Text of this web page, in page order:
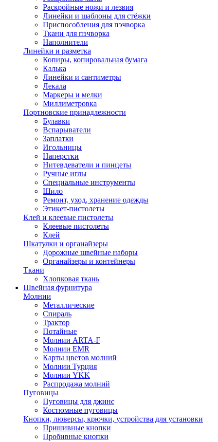
Раскройные ножи и лезвия
Линейки и шаблоны для стёжки
Приспособления для пэчворка
Ткани для пэчворка
Наполнители
Линейки и разметка
Копиры, копировальная бумага
Калька
Линейки и сантиметры
Лекала
Маркеры и мелки
Миллиметровка
Портновские принадлежности
Булавки
Вспарыватели
Заплатки
Игольницы
Наперстки
Нитевдеватели и пинцеты
Ручные иглы
Специальные инструменты
Шило
Ремонт, уход, хранение одежды
Этикет-пистолеты
Клей и клеевые пистолеты
Клеевые пистолеты
Клей
Шкатулки и органайзеры
Дорожные швейные наборы
Органайзеры и контейнеры
Ткани
Хлопковая ткань
Швейная фурнитура
Молнии
Металлические
Спираль
Трактор
Потайные
Молнии ARTA-F
Молнии EMR
Карты цветов молний
Молнии Турция
Молнии YKK
Распродажа молний
Пуговицы
Пуговицы для джинс
Костюмные пуговицы
Кнопки, люверсы, крючки, устройства для установки
Пришивные кнопки
Пробивные кнопки